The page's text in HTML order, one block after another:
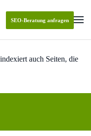
SEO-Beratung anfragen
auch Seiten, die